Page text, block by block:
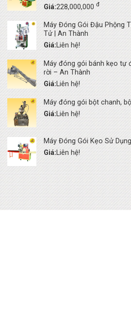
Giá:228,000,000 đ
Máy Đóng Gói Đậu Phộng
Tử | An Thành
Giá:Liên hệ!
Máy đóng gói bánh kẹo tự
rời – An Thành
Giá:Liên hệ!
Máy đóng gói bột chanh,
Giá:Liên hệ!
Máy Đóng Gói Kẹo Sử
Giá:Liên hệ!